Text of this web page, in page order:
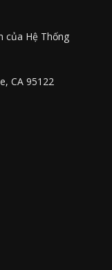
của Hệ Thống
CA 95122